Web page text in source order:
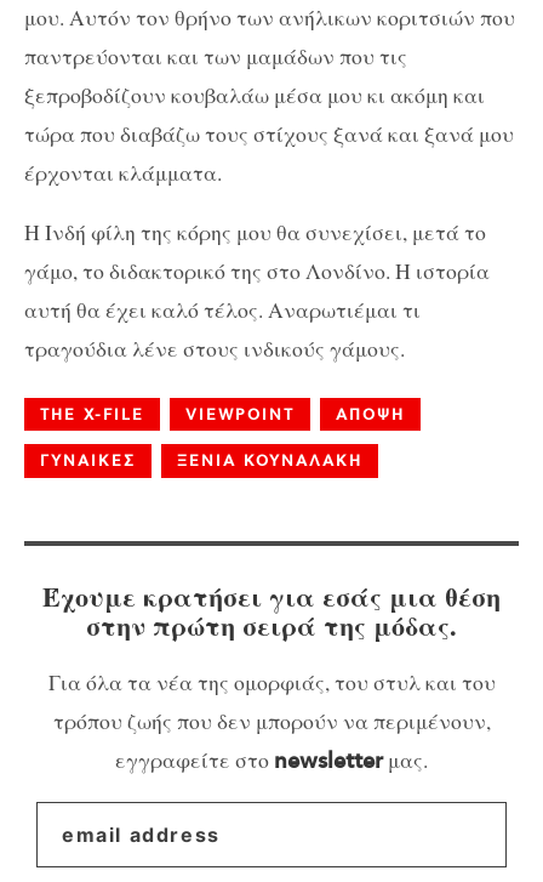
μου. Αυτόν τον θρήνο των ανήλικων κοριτσιών που
παντρεύονται και των μαμάδων που τις
ξεπροβοδίζουν κουβαλάω μέσα μου κι ακόμη και
τώρα που διαβάζω τους στίχους ξανά και ξανά μου
έρχονται κλάμματα.
Η Ινδή φίλη της κόρης μου θα συνεχίσει, μετά το
γάμο, το διδακτορικό της στο Λονδίνο. Η ιστορία
αυτή θα έχει καλό τέλος. Αναρωτιέμαι τι
τραγούδια λένε στους ινδικούς γάμους.
THE X-FILE VIEWPOINT ΑΠΟΨΗ
ΓΥΝΑΙΚΕΣ ΞΕΝΙΑ ΚΟΥΝΑΛΑΚΗ
Έχουμε κρατήσει για εσάς μια θέση
στην πρώτη σειρά της μόδας.
Για όλα τα νέα της ομορφιάς, του στυλ και του
τρόπου ζωής που δεν μπορούν να περιμένουν,
εγγραφείτε στο newsletterμας.